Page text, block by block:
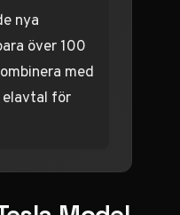
nya
över 100
med
elavtal för